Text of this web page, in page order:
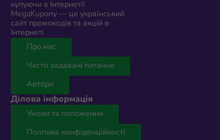
купуючи в Інтернеті!
MegaKupony — це український
сайт промокодів та акцій в
Інтернеті
Про нас
Часто задавані питання
Автори
Ділова інформація
Умови та положення
Політика конфіденційності